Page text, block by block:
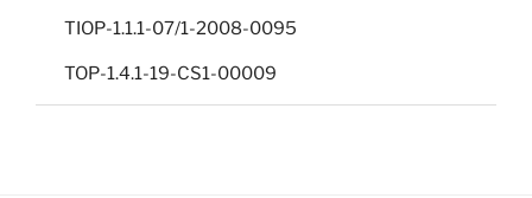
TIOP-1.1.1-07/1-2008-0095
TOP-1.4.1-19-CS1-00009